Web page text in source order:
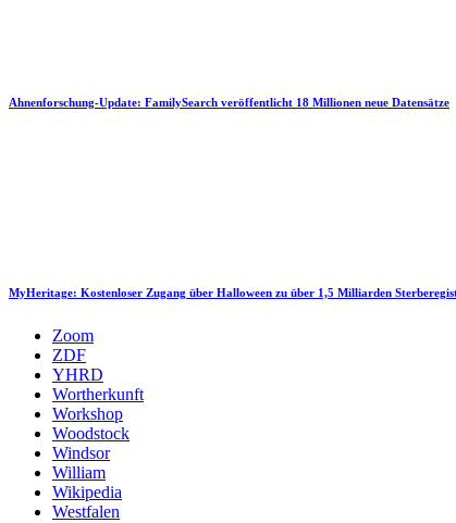
Ahnenforschung-Update: FamilySearch veröffentlicht 18 Millionen neue Datensätze
MyHeritage: Kostenloser Zugang über Halloween zu über 1,5 Milliarden
Zoom
ZDF
YHRD
Wortherkunft
Workshop
Woodstock
Windsor
William
Wikipedia
Westfalen